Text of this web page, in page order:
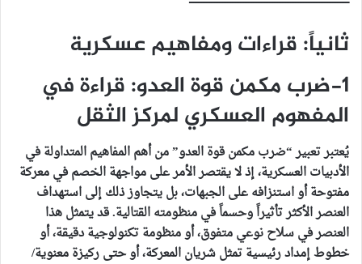
ثانياً: قراءات ومفاهيم عسكرية
1-ضرب مكمن قوة العدو: قراءة في
المفهوم العسكري لمركز الثقل
يُعتبر تعبير “ضرب مكمن قوة العدو” من أهم المفاهيم المتداولة في
الأدبيات العسكرية، إذ لا يقتصر الأمر على مواجهة الخصم في معركة
مفتوحة أو استنزافه على الجبهات، بل يتجاوز ذلك إلى استهداف
العنصر الأكثر تأثيراً وحسماً في منظومته القتالية. قد يتمثل هذا
العنصر في سلاح نوعي متفوق، أو منظومة تكنولوجية دقيقة، أو
خطوط إمداد رئيسية تمثل شريان المعركة، أو حتى ركيزة معنوية/